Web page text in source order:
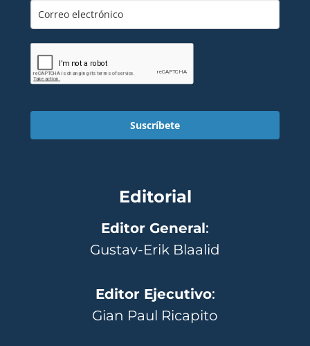
Suscríbete
Editorial
Editor General:
Gustav-Erik Blaalid
Editor Ejecutivo:
Gian Paul Ricapito